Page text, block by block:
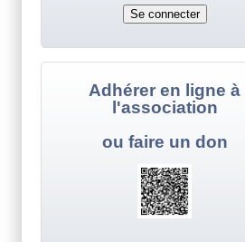
Adhérer en ligne à
l'association
ou faire un don